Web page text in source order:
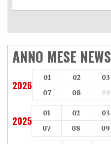
ANNO MESE NEWS
2026
01 02 03
07
08 09
2025
01 02 03
07
08 09